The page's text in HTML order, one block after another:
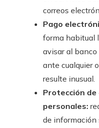
correos
Pago
forma habitual
avisar al
ante cualquier
resulte inusual.
Protección
personales:
de información